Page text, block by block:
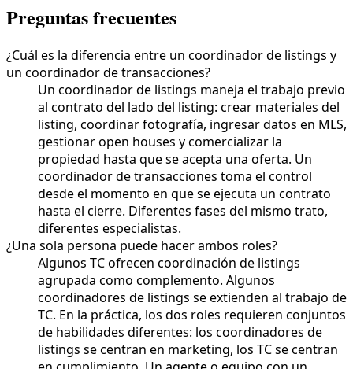
Preguntas frecuentes
¿Cuál es la diferencia entre un coordinador de listings y
un coordinador de transacciones?
Un coordinador de listings maneja el trabajo previo
al contrato del lado del listing: crear materiales del
listing, coordinar fotografía, ingresar datos en MLS,
gestionar open houses y comercializar la
propiedad hasta que se acepta una oferta. Un
coordinador de transacciones toma el control
desde el momento en que se ejecuta un contrato
hasta el cierre. Diferentes fases del mismo trato,
diferentes especialistas.
¿Una sola persona puede hacer ambos roles?
Algunos TC ofrecen coordinación de listings
agrupada como complemento. Algunos
coordinadores de listings se extienden al trabajo de
TC. En la práctica, los dos roles requieren conjuntos
de habilidades diferentes: los coordinadores de
listings se centran en marketing, los TC se centran